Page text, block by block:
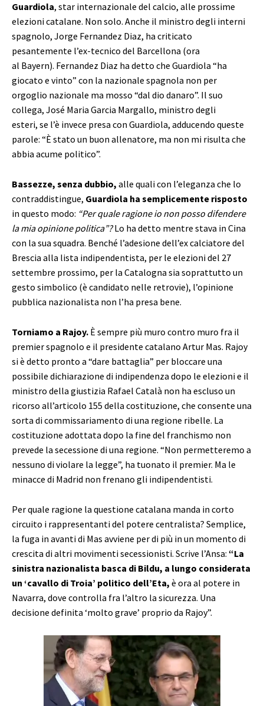
Guardiola, star internazionale del calcio, alle prossime
elezioni catalane. Non solo. Anche il ministro degli interni
spagnolo, Jorge Fernandez Diaz, ha criticato
pesantemente l’ex-tecnico del Barcellona (ora
al Bayern). Fernandez Diaz ha detto che Guardiola “ha
giocato e vinto” con la nazionale spagnola non per
orgoglio nazionale ma mosso “dal dio danaro”. Il suo
collega, José Maria Garcia Margallo, ministro degli
esteri, se l’è invece presa con Guardiola, adducendo queste
parole: “È stato un buon allenatore, ma non mi risulta che
abbia acume politico”.
Bassezze, senza dubbio, alle quali con l’eleganza che lo
contraddistingue, Guardiola ha semplicemente risposto
in questo modo: “Per quale ragione io non posso difendere
la mia opinione politica”?Lo ha detto mentre stava in Cina
con la sua squadra. Benché l’adesione dell’ex calciatore del
Brescia alla lista indipendentista, per le elezioni del 27
settembre prossimo, per la Catalogna sia soprattutto un
gesto simbolico (è candidato nelle retrovie), l’opinione
pubblica nazionalista non l’ha presa bene.
Torniamo a Rajoy. È sempre più muro contro muro fra il
premier spagnolo e il presidente catalano Artur Mas. Rajoy
si è detto pronto a “dare battaglia” per bloccare una
possibile dichiarazione di indipendenza dopo le elezioni e il
ministro della giustizia Rafael Català non ha escluso un
ricorso all’articolo 155 della costituzione, che consente una
sorta di commissariamento di una regione ribelle. La
costituzione adottata dopo la fine del franchismo non
prevede la secessione di una regione. “Non permetteremo a
nessuno di violare la legge”, ha tuonato il premier. Ma le
minacce di Madrid non frenano gli indipendentisti.
Per quale ragione la questione catalana manda in corto
circuito i rappresentanti del potere centralista? Semplice,
la fuga in avanti di Mas avviene per di più in un momento di
crescita di altri movimenti secessionisti. Scrive l’Ansa: “La
sinistra nazionalista basca di Bildu, a lungo considerata
un ‘cavallo di Troia’ politico dell’Eta, è ora al potere in
Navarra, dove controlla fra l’altro la sicurezza. Una
decisione definita ‘molto grave’ proprio da Rajoy”.